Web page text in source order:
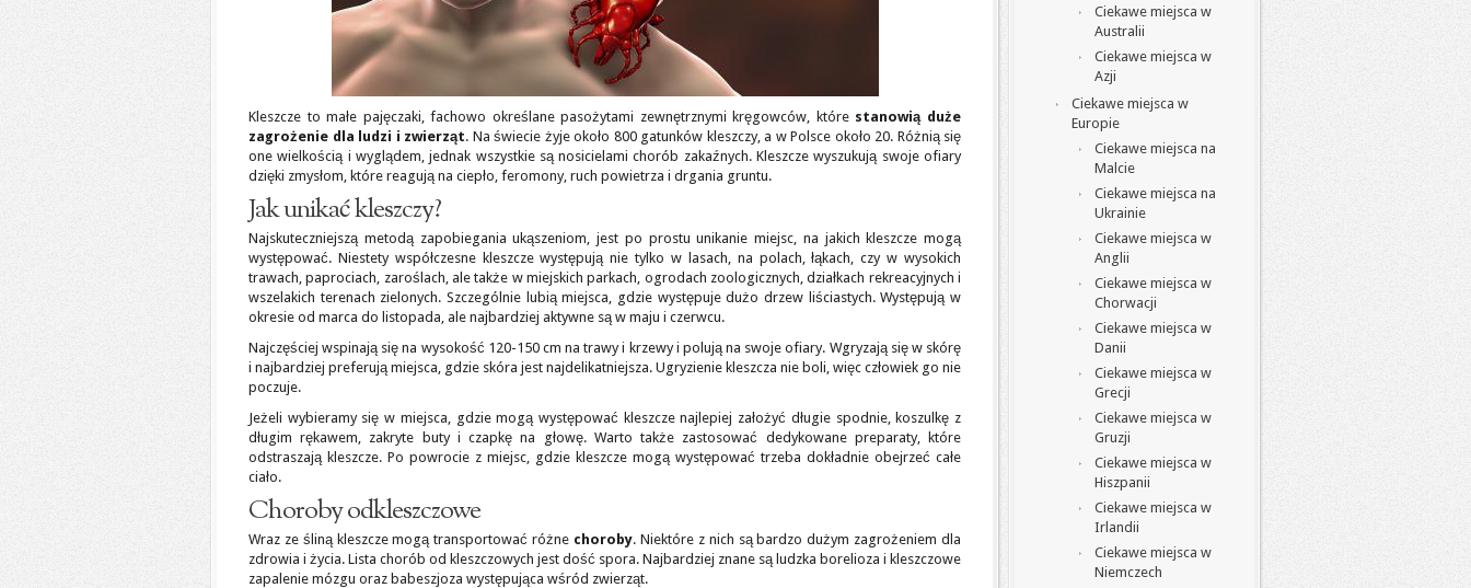
Kleszcze to małe pajęczaki, fachowo określane pasożytami zewnętrznymi kręgowców, które stanowią duże
zagrożenie dla ludzi i zwierząt. Na świecie żyje około 800 gatunków kleszczy, a w Polsce około 20. Różnią się
one wielkością i wyglądem, jednak wszystkie są nosicielami chorób zakaźnych. Kleszcze wyszukują swoje ofiary
dzięki zmysłom, które reagują na ciepło, feromony, ruch powietrza i drgania gruntu.
Jak unikać kleszczy?
Najskuteczniejszą metodą zapobiegania ukąszeniom, jest po prostu unikanie miejsc, na jakich kleszcze mogą
występować. Niestety współczesne kleszcze występują nie tylko w lasach, na polach, łąkach, czy w wysokich
trawach, paprociach, zaroślach, ale także w miejskich parkach, ogrodach zoologicznych, działkach rekreacyjnych i
wszelakich terenach zielonych. Szczególnie lubią miejsca, gdzie występuje dużo drzew liściastych. Występują w
okresie od marca do listopada, ale najbardziej aktywne są w maju i czerwcu.
Najczęściej wspinają się na wysokość 120-150 cm na trawy i krzewy i polują na swoje ofiary. Wgryzają się w skórę
i najbardziej preferują miejsca, gdzie skóra jest najdelikatniejsza. Ugryzienie kleszcza nie boli, więc człowiek go nie
poczuje.
Jeżeli wybieramy się w miejsca, gdzie mogą występować kleszcze najlepiej założyć długie spodnie, koszulkę z
długim rękawem, zakryte buty i czapkę na głowę. Warto także zastosować dedykowane preparaty, które
odstraszają kleszcze. Po powrocie z miejsc, gdzie kleszcze mogą występować trzeba dokładnie obejrzeć całe
ciało.
Choroby odkleszczowe
Wraz ze śliną kleszcze mogą transportować różne choroby. Niektóre z nich są bardzo dużym zagrożeniem dla
zdrowia i życia. Lista chorób od kleszczowych jest dość spora. Najbardziej znane są ludzka borelioza i kleszczowe
zapalenie mózgu oraz babeszjoza występująca wśród zwierząt.
Ciekawe miejsca w
Australii
Ciekawe miejsca w
Azji
Ciekawe miejsca w
Europie
Ciekawe miejsca na
Malcie
Ciekawe miejsca na
Ukrainie
Ciekawe miejsca w
Anglii
Ciekawe miejsca w
Chorwacji
Ciekawe miejsca w
Danii
Ciekawe miejsca w
Grecji
Ciekawe miejsca w
Gruzji
Ciekawe miejsca w
Hiszpanii
Ciekawe miejsca w
Irlandii
Ciekawe miejsca w
Niemczech